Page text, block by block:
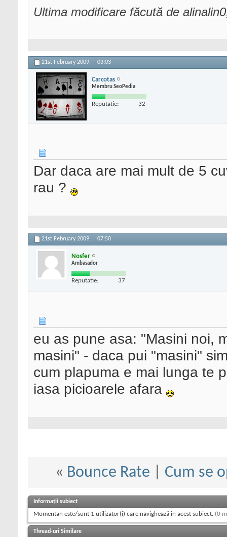
Ultima modificare făcută de
21st February 2009, 03:03
Carcotas
Membru SeoPedia
Reputatie: 32
Dar daca are mai mult de 5
rau ?
21st February 2009, 07:50
Nosfer
Ambasador
Reputatie: 37
eu as pune asa: "Masini noi,
masini" - daca pui "masini"
cum plapuma e mai lunga te
iasa picioarele afara
« Bounce Rate Cum se
Informații subiect
Momentan este/sunt 1 utilizator(i) care navighează în acest subiect. (0
Thread-uri Similare